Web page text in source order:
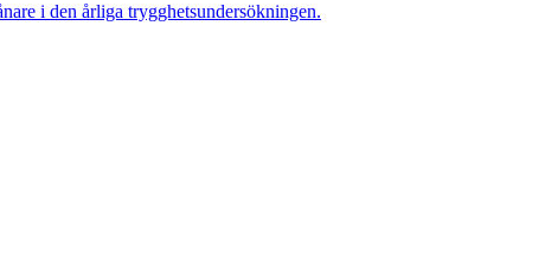
i den årliga trygghetsundersökningen.